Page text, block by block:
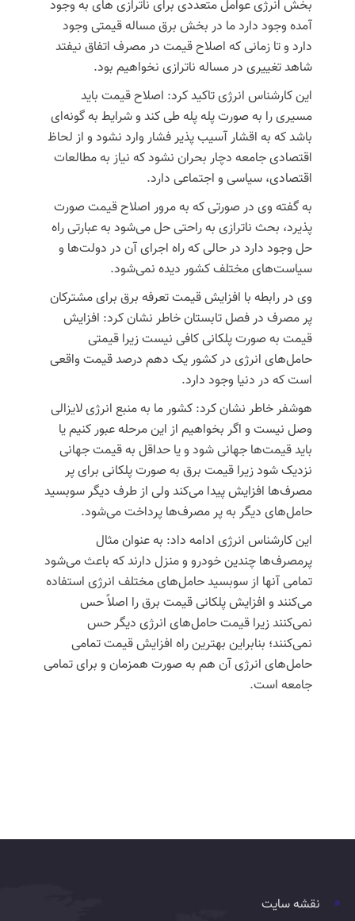
بخش انرژی عوامل متعددی برای ناترازی های به وجود
آمده وجود دارد ما در بخش برق مساله قیمتی وجود
دارد و تا زمانی که اصلاح قیمت در مصرف اتفاق نیفتد
شاهد تغییری در مساله ناترازی نخواهیم بود.
این کارشناس انرژی تاکید کرد: اصلاح قیمت باید
مسیری را به صورت پله پله طی کند و شرایط به گونه‌ای
باشد که به اقشار آسیب پذیر فشار وارد نشود و از لحاظ
اقتصادی جامعه دچار بحران نشود که نیاز به مطالعات
اقتصادی، سیاسی و اجتماعی دارد.
به گفته وی در صورتی که به مرور اصلاح قیمت صورت
پذیرد، بحث ناترازی به راحتی حل می‌شود به عبارتی راه
حل وجود دارد در حالی که راه اجرای آن در دولت‌ها و
سیاست‌های مختلف کشور دیده نمی‌شود.
وی در رابطه با افزایش قیمت تعرفه برق برای مشترکان
پر مصرف در فصل تابستان خاطر نشان کرد: افزایش
قیمت به صورت پلکانی کافی نیست زیرا قیمتی
حامل‌های انرژی در کشور یک دهم درصد قیمت واقعی
است که در دنیا وجود دارد.
هوشفرخاطر نشان کرد: کشور ما به منبع انرژی لایزالی
وصل نیست و اگر بخواهیم از این مرحله عبور کنیم یا
باید قیمت‌ها جهانی شود و یا حداقل به قیمت جهانی
نزدیک شود زیرا قیمت برق به صورت پلکانی برای پر
مصرف‌ها افزایش پیدا می‌کند ولی از طرف دیگر سوبسید
حامل‌های دیگر به پر مصرف‌ها پرداخت می‌شود.
این کارشناس انرژی ادامه داد: به عنوان مثال
پرمصرف‌ها چندین خودرو و منزل دارند که باعث می‌شود
تمامی آنها از سوبسید حامل‌های مختلف انرژی استفاده
می‌کنند و افزایش پلکانی قیمت برق را اصلاً حس
نمی‌کنند زیرا قیمت حامل‌های انرژی دیگر حس
نمی‌کنند؛ بنابراین بهترین راه افزایش قیمت تمامی
حامل‌های انرژی آن هم به صورت همزمان و برای تمامی
جامعه است.
نقشه سایت